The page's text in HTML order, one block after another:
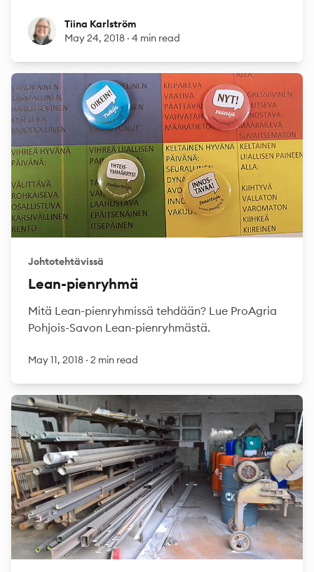
Tiina Karlström
Tiina Karlström
May 24, 2018 · 4 min read
Johtotehtävissä
Lean-pienryhmä
Mitä Lean-pienryhmissä tehdään? Lue ProAgria
Pohjois-Savon Lean-pienryhmästä.
May 11, 2018 · 2 min read